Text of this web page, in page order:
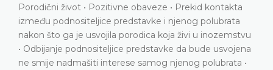
život • Pozitivne obaveze • Prekid kontakta
podnositeljice predstavke i njenog polubrata
što ga je usvojila porodica koja živi u inozemstvu
podnositeljice predstavke da bude usvojena
smije nadmašiti interese samog njenog polubrata •